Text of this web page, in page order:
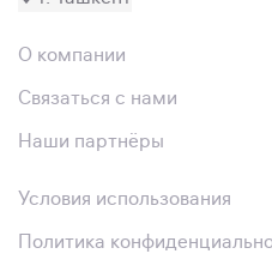
О компании
Связаться с нами
Наши партнёры
Условия использования
Политика